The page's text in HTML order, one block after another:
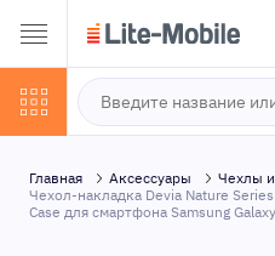
Главная Аксессуары Чехлы
Чехол-накладка Devia Nature
Case для смартфона Samsung